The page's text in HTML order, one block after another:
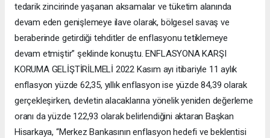
tedarik zincirinde yaşanan aksamalar ve tüketim alanında
devam eden genişlemeye ilave olarak, bölgesel savaş ve
beraberinde getirdiği tehditler de enflasyonu tetiklemeye
devam etmiştir” şeklinde konuştu. ENFLASYONA KARŞI
KORUMA GELİŞTİRİLMELİ 2022 Kasım ayı itibariyle 11 aylık
enflasyon yüzde 62,35, yıllık enflasyon ise yüzde 84,39 olarak
gerçekleşirken, devletin alacaklarına yönelik yeniden değerleme
oranı da yüzde 122,93 olarak belirlendiğini aktaran Başkan
Hisarkaya, “Merkez Bankasının enflasyon hedefi ve beklentisi